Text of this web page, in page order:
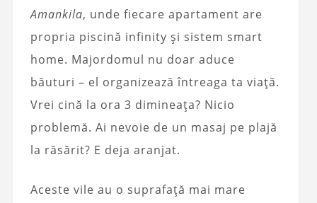
Amankila, unde fiecare apartament are
propria piscină infinity și sistem smart
home. Majordomul nu doar aduce
băuturi – el organizează întreaga ta viață.
Vrei cină la ora 3 dimineața? Nicio
problemă. Ai nevoie de un masaj pe plajă
la răsărit? E deja aranjat.
Aceste vile au o suprafață mai mare